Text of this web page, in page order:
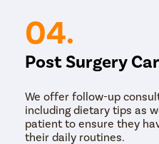
04.
Post Surgery
We offer follow-up
including dietary tips as
patient to ensure they
their daily routines.